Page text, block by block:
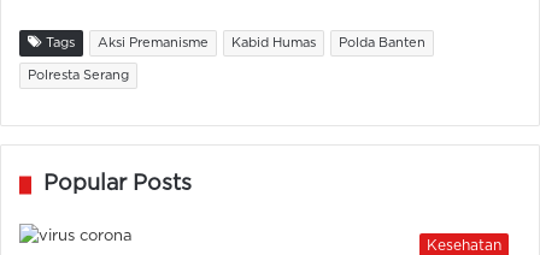
Tags Aksi Premanisme Kabid Humas Polda Banten
Polresta Serang
Popular Posts
Kesehatan